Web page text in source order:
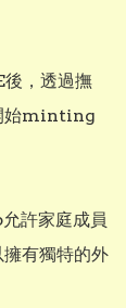
，透過撫
始minting
許家庭成員
有獨特的外